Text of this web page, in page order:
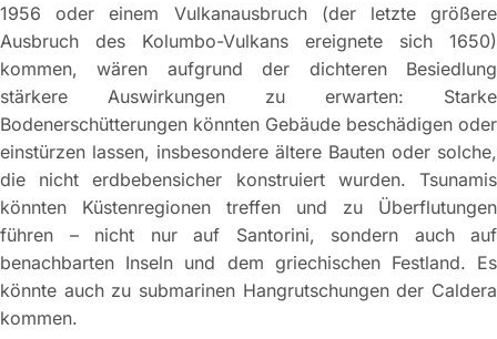
1956 oder einem Vulkanausbruch (der letzte größere
Ausbruch des Kolumbo-Vulkans ereignete sich 1650)
kommen, wären aufgrund der dichteren Besiedlung
stärkere Auswirkungen zu erwarten: Starke
Bodenerschütterungen könnten Gebäude beschädigen oder
einstürzen lassen, insbesondere ältere Bauten oder solche,
die nicht erdbebensicher konstruiert wurden. Tsunamis
könnten Küstenregionen treffen und zu Überflutungen
führen – nicht nur auf Santorini, sondern auch auf
benachbarten Inseln und dem griechischen Festland. Es
könnte auch zu submarinen Hangrutschungen der Caldera
kommen.